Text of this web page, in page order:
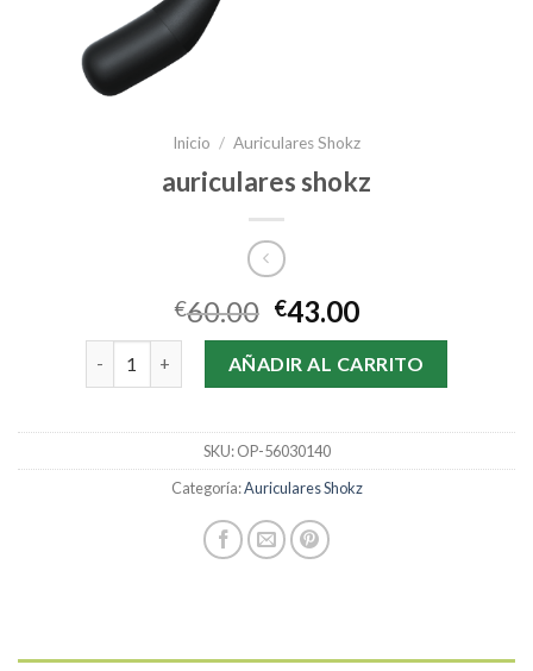
Inicio / Auriculares Shokz
auriculares shokz
€60.00 €43.00
auriculares shokz cantidadAÑADIR AL CARRITO
SKU:OP-56030140
Categoría:Auriculares Shokz